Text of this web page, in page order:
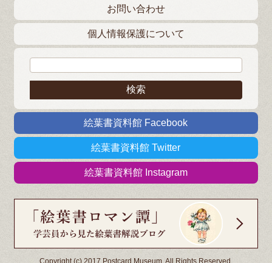
お問い合わせ
個人情報保護について
絵葉書資料館 Facebook
絵葉書資料館 Twitter
絵葉書資料館 Instagram